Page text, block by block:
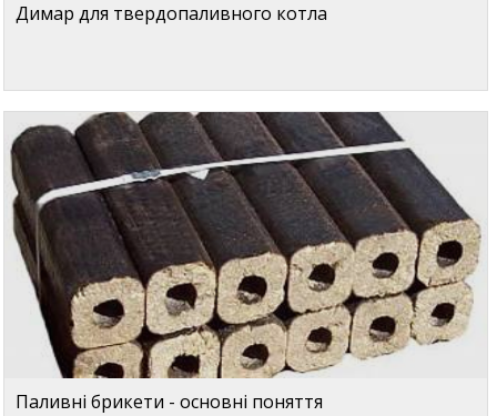
Димар для твердопаливного котла
Паливні брикети - основні поняття